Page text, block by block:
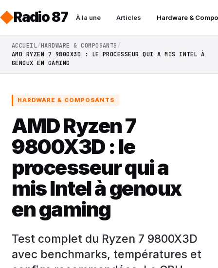
Radio 87 À la une Articles Hardware &
ACCUEIL HARDWARE & COMPOSANTS
AMD RYZEN 7 9800X3D : LE PROCESSEUR QUI A MIS INTEL À
GENOUX EN GAMING
HARDWARE & COMPOSANTS
AMD Ryzen 7
9800X3D : le
processeur qui a
mis Intel à genoux
en gaming
Test complet du Ryzen 7 9800X3D
avec benchmarks, températures et